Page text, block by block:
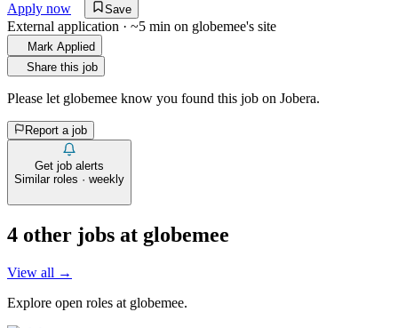
Apply now
Save
External application · ~5 min on globemee's site
Mark Applied
Share this job
Please let globemee know you found this job on Jobera.
Report a job
Get job alerts
Similar roles · weekly
4 other jobs at globemee
View all →
Explore open roles at globemee.